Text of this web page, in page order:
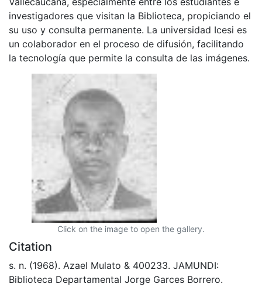
investigadores que visitan la Biblioteca, propiciando el
su uso y consulta permanente. La universidad Icesi es
un colaborador en el proceso de difusión, facilitando
la tecnología que permite la consulta de las imágenes.
Click on the image to open the gallery.
Citation
s. n. (1968). Azael Mulato & 400233. JAMUNDI:
Biblioteca Departamental Jorge Garces Borrero.